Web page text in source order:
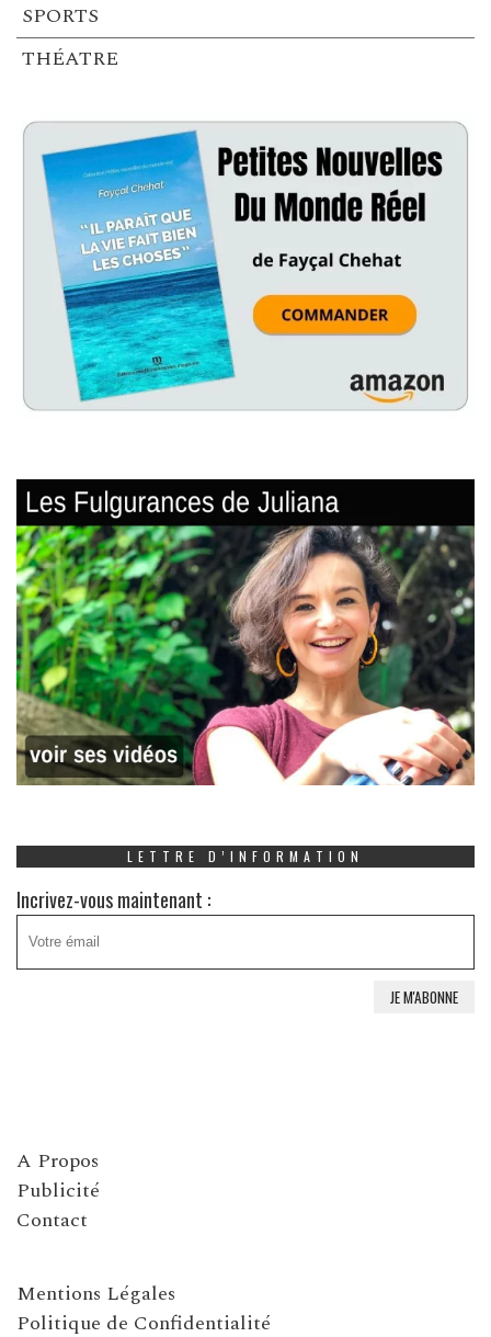
SPORTS
THÉATRE
LETTRE D’INFORMATION
Incrivez-vous maintenant :
A Propos
Publicité
Contact
Mentions Légales
Politique de Confidentialité